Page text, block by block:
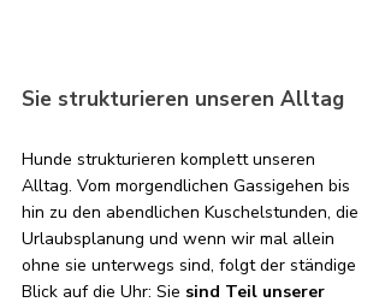
Sie strukturieren unseren Alltag
Hunde strukturieren komplett unseren
Alltag. Vom morgendlichen Gassigehen bis
hin zu den abendlichen Kuschelstunden, die
Urlaubsplanung und wenn wir mal allein
ohne sie unterwegs sind, folgt der ständige
Blick auf die Uhr: Sie sind Teil unserer